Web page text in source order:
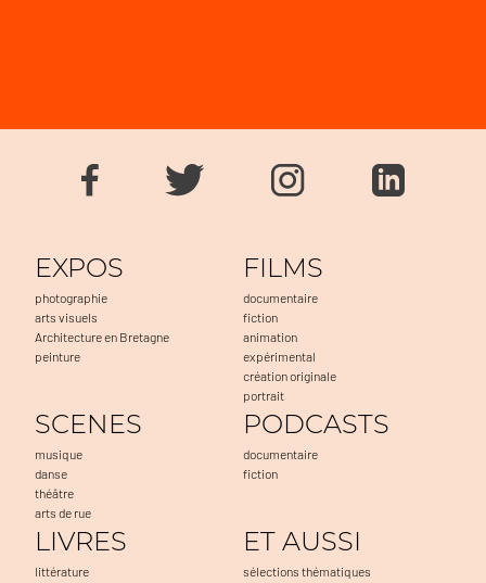
EXPOS
photographie
arts visuels
Architecture en Bretagne
peinture
FILMS
documentaire
fiction
animation
expérimental
création originale
portrait
SCENES
musique
danse
théâtre
arts de rue
PODCASTS
documentaire
fiction
LIVRES
littérature
ET AUSSI
sélections thématiques